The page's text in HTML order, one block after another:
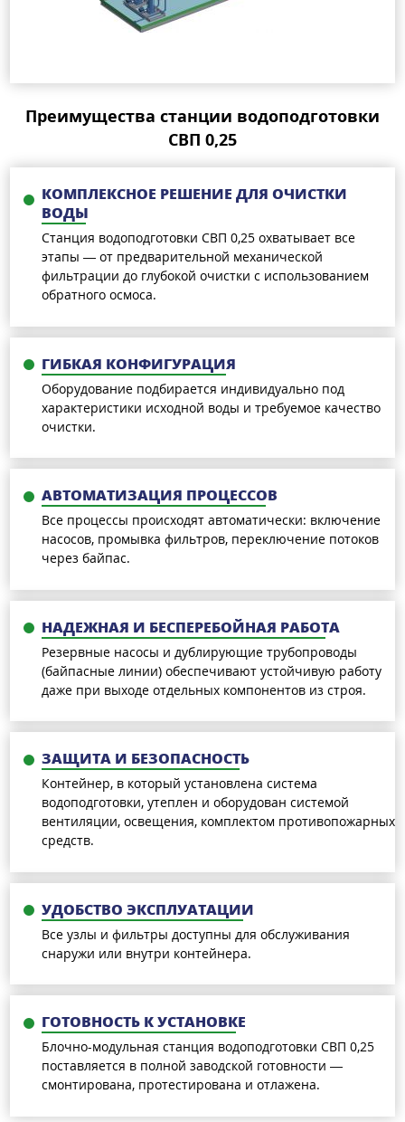
Преимущества станции водоподготовки
СВП 0,25
КОМПЛЕКСНОЕ РЕШЕНИЕ ДЛЯ ОЧИСТКИ
ВОДЫ
Станция водоподготовки СВП 0,25 охватывает все
этапы — от предварительной механической
фильтрации до глубокой очистки с использованием
обратного осмоса.
ГИБКАЯ КОНФИГУРАЦИЯ
Оборудование подбирается индивидуально под
характеристики исходной воды и требуемое качество
очистки.
АВТОМАТИЗАЦИЯ ПРОЦЕССОВ
Все процессы происходят автоматически: включение
насосов, промывка фильтров, переключение потоков
через байпас.
НАДЕЖНАЯ И БЕСПЕРЕБОЙНАЯ РАБОТА
Резервные насосы и дублирующие трубопроводы
(байпасные линии) обеспечивают устойчивую работу
даже при выходе отдельных компонентов из строя.
ЗАЩИТА И БЕЗОПАСНОСТЬ
Контейнер, в который установлена система
водоподготовки, утеплен и оборудован системой
вентиляции, освещения, комплектом противопожарных
средств.
УДОБСТВО ЭКСПЛУАТАЦИИ
Все узлы и фильтры доступны для обслуживания
снаружи или внутри контейнера.
ГОТОВНОСТЬ К УСТАНОВКЕ
Блочно-модульная станция водоподготовки СВП 0,25
поставляется в полной заводской готовности —
смонтирована, протестирована и отлажена.